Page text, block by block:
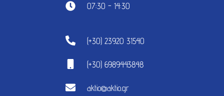
07:30 - 14:30
(+30) 23920 31540
(+30) 6989443848
aktio@aktio.gr